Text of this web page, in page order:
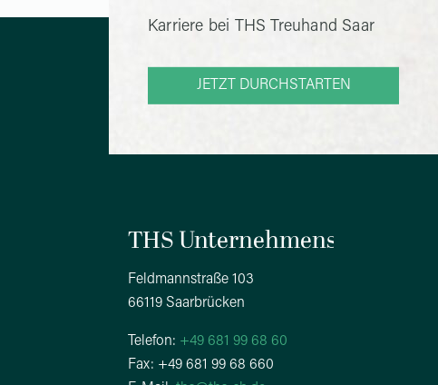
Karriere bei THS Treuhand Saar
JETZT DURCHSTARTEN
THS Unternehmensgruppe
Feldmannstraße 103
66119 Saarbrücken
Telefon: +49 681 99 68 60
Fax: +49 681 99 68 660